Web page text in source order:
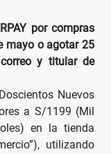
por compras
mayo o agotar 25
y titular de
Nuevos
a S/1199 (Mil
en la tienda
utilizando